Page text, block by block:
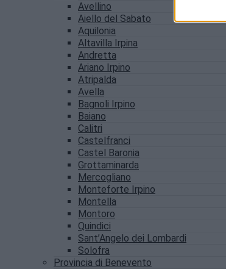
Avellino
Aiello del Sabato
Aquilonia
Altavilla Irpina
Andretta
Ariano Irpino
Atripalda
Avella
Bagnoli Irpino
Baiano
Calitri
Castelfranci
Castel Baronia
Grottaminarda
Mercogliano
Monteforte Irpino
Montella
Montoro
Quindici
Sant’Angelo dei Lombardi
Solofra
Provincia di Benevento